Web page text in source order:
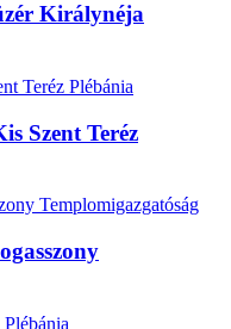
Királynéja
Szent Teréz